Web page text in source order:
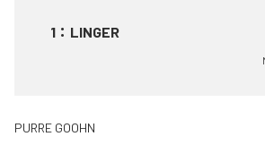
1 ： LINGER
PURRE GOOHN